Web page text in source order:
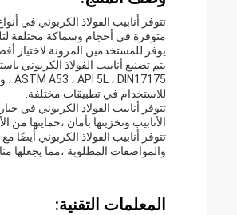
تتوفر أنابيب الفولاذ الكربوني في
متوفرة في أحجام وسماكة مختلفة
يوفر للمستخدمين المرونة لاختيار
للاستخدام في تطبيقات مختلفة.
تتوفر أنابيب الفولاذ الكربوني في
الأنابيب وتخزينها بأمان ،حمايتها من
والمواصفات المطلوبة ،مما يجعلها
المعلمات التقنية: